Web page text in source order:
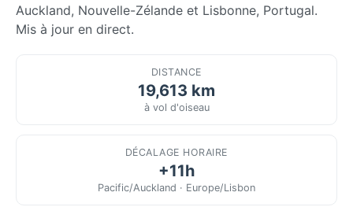
Auckland, Nouvelle-Zélande et Lisbonne, Portugal.
Mis à jour en direct.
DISTANCE
19,613 km
à vol d'oiseau
DÉCALAGE HORAIRE
+11h
Pacific/Auckland · Europe/Lisbon